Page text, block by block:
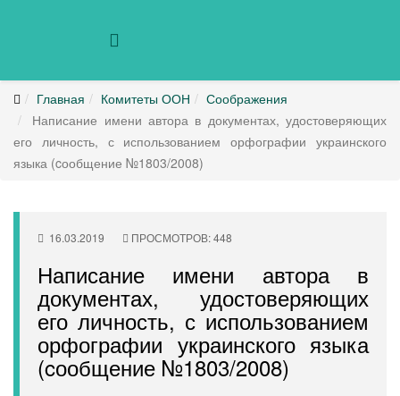
Главная Комитеты ООН
Соображения
Написание имени автора в документах, удостоверяющих
его личность, с использованием орфографии украинского
языка (cообщение №1803/2008)
16.03.2019 ПРОСМОТРОВ: 448
Написание имени автора в
документах, удостоверяющих
его личность, с использованием
орфографии украинского языка
(cообщение №1803/2008)